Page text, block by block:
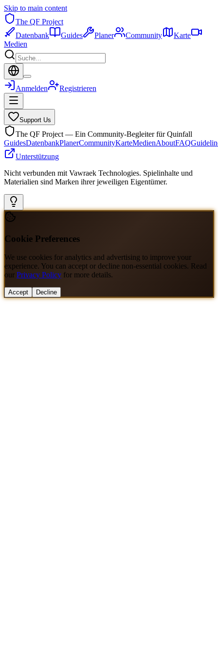
Skip to main content
The QF Project
Datenbank
Guides Planer Community
Karte
Medien
Anmelden Registrieren
Support Us
The QF Project — Ein Community-Begleiter für Quinfall
GuidesDatenbankPlanerCommunityKarteMedienAboutFAQ
Unterstützung
Nicht verbunden mit Vawraek Technologies. Spielinhalte und
Materialien sind Marken ihrer jeweiligen Eigentümer.
Cookie Preferences
We use cookies for analytics and advertising to improve your
experience. You can accept or decline non-essential cookies. Read
our Privacy Policy for more details.
Accept Decline